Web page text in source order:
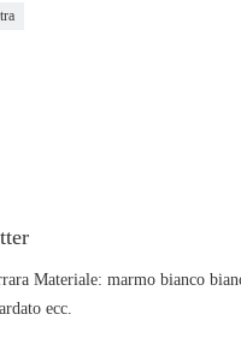
Materiale: marmo bianco
ecc.